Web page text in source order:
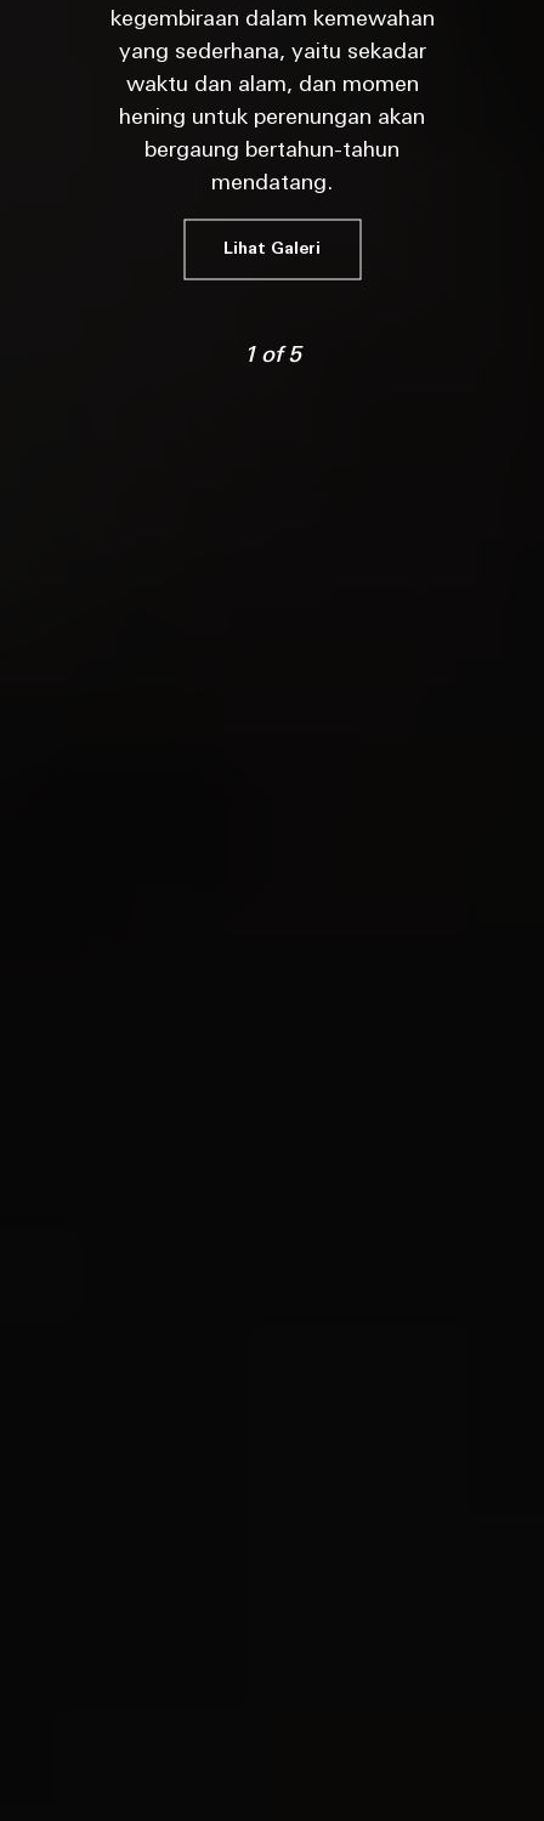
kegembiraan dalam kemewahan
yang sederhana, yaitu sekadar
waktu dan alam, dan momen
hening untuk perenungan akan
bergaung bertahun-tahun
mendatang.
Lihat Galeri
1 of 5